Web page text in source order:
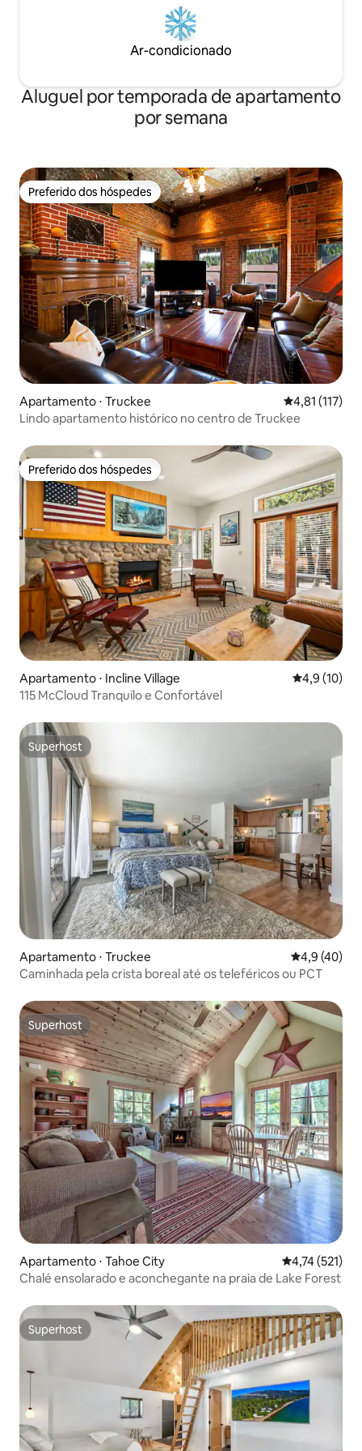
Ar-condicionado
Aluguel por temporada de apartamento
por semana
Preferido dos hóspedes
Preferido dos hóspedes
Apartamento ⋅ Truckee 4,81 de uma
4,81 (117)
Lindo apartamento histórico no centro de Truckee
Preferido dos hóspedes
Preferido dos hóspedes
Apartamento ⋅ Incline Village 4,9 de uma
4,9 (10)
115 McCloud Tranquilo e Confortável
Superhost
Superhost
Apartamento ⋅ Truckee 4,9 de uma
4,9 (40)
Caminhada pela crista boreal até os teleféricos ou PCT
Superhost
Superhost
Apartamento ⋅ Tahoe City 4,74 de uma
4,74 (521)
Chalé ensolarado e aconchegante na praia de Lake Forest
Superhost
Superhost